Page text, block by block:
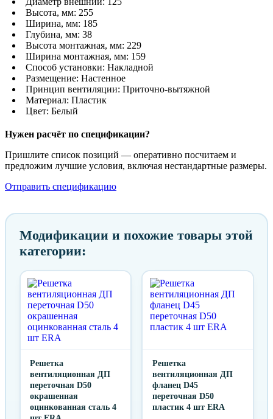
Высота, мм: 255
Ширина, мм: 185
Глубина, мм: 38
Высота монтажная, мм: 229
Ширина монтажная, мм: 159
Способ установки: Накладной
Размещение: Настенное
Принцип вентиляции: Приточно-вытяжной
Материал: Пластик
Цвет: Белый
Нужен расчёт по спецификации?
Пришлите список позиций — оперативно посчитаем и
предложим лучшие условия, включая нестандартные размеры.
Отправить спецификацию
Модификации и похожие товары этой
категории:
Решетка
вентиляционная ДП
переточная D50
окрашенная
оцинкованная сталь 4
Решетка
вентиляционная ДП
фланец D45
переточная D50
пластик 4 шт ERA